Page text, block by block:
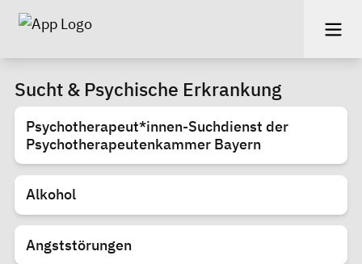
Sucht & Psychische Erkrankung
Psychotherapeut*innen-Suchdienst der
Psychotherapeutenkammer Bayern
Alkohol
Angststörungen